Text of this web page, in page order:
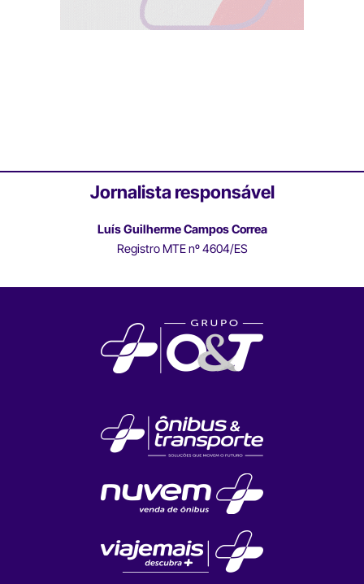
Jornalista responsável
Luís Guilherme Campos Correa
Registro MTE nº 4604/ES